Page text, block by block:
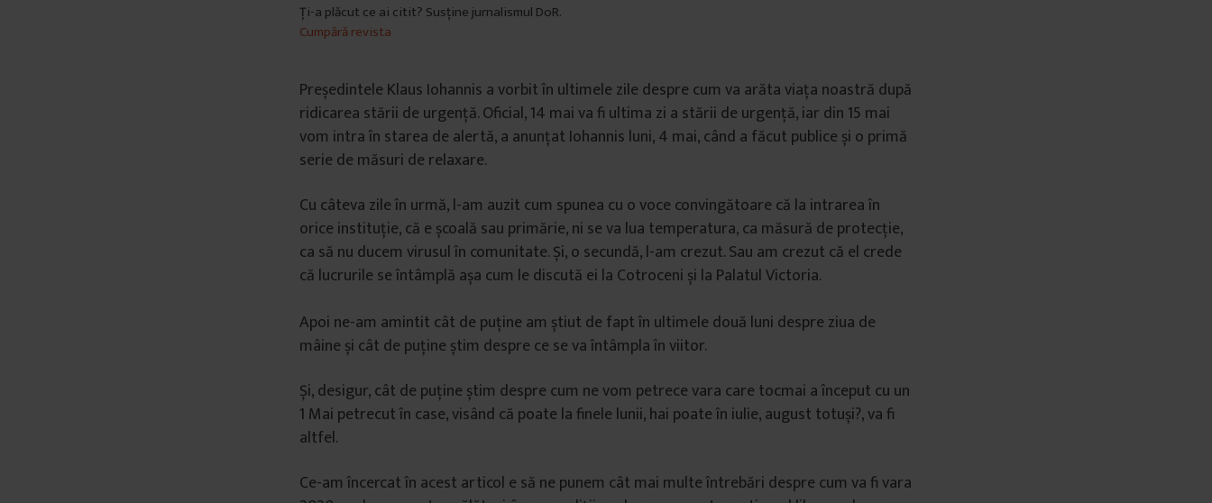
Ți-a plăcut ce ai citit? Susține jurnalismul DoR.
Cumpără revista
Președintele Klaus Iohannis a vorbit în ultimele zile despre cum va arăta viața noastră după
ridicarea stării de urgență. Oficial, 14 mai va fi ultima zi a stării de urgență, iar din 15 mai
vom intra în starea de alertă, a anunțat Iohannis luni, 4 mai, când a făcut publice și o primă
serie de măsuri de relaxare.
Cu câteva zile în urmă, l-am auzit cum spunea cu o voce convingătoare că la intrarea în
orice instituție, că e școală sau primărie, ni se va lua temperatura, ca măsură de protecție,
ca să nu ducem virusul în comunitate. Și, o secundă, l-am crezut. Sau am crezut că el crede
că lucrurile se întâmplă așa cum le discută ei la Cotroceni și la Palatul Victoria.
Apoi ne-am amintit cât de puține am știut de fapt în ultimele două luni despre ziua de
mâine și cât de puține știm despre ce se va întâmpla în viitor.
Și, desigur, cât de puține știm despre cum ne vom petrece vara care tocmai a început cu un
1 Mai petrecut în case, visând că poate la finele lunii, hai poate în iulie, august totuși?, va fi
altfel.
Ce-am încercat în acest articol e să ne punem cât mai multe întrebări despre cum va fi vara